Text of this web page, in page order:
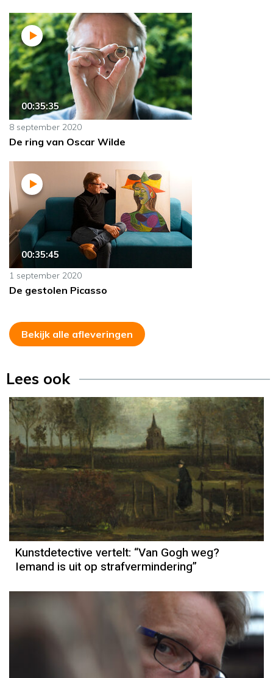
00:35:35
8 september 2020
De ring van Oscar Wilde
00:35:45
1 september 2020
De gestolen Picasso
Bekijk alle afleveringen
Lees ook
Kunstdetective vertelt: “Van Gogh weg?
Iemand is uit op strafvermindering”